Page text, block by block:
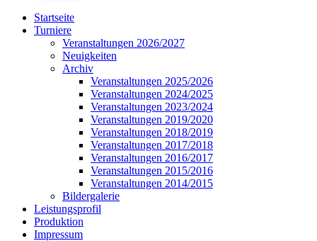
Startseite
Turniere
Veranstaltungen 2026/2027
Neuigkeiten
Archiv
Veranstaltungen 2025/2026
Veranstaltungen 2024/2025
Veranstaltungen 2023/2024
Veranstaltungen 2019/2020
Veranstaltungen 2018/2019
Veranstaltungen 2017/2018
Veranstaltungen 2016/2017
Veranstaltungen 2015/2016
Veranstaltungen 2014/2015
Bildergalerie
Leistungsprofil
Produktion
Impressum